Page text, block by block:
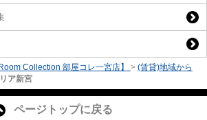
Collection 部屋コレ一宮店】 > (賃貸)地域から
ア新宮
ページトップに戻る